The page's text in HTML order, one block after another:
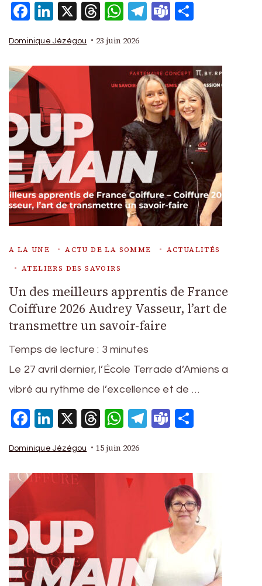
Facebook
LinkedIn
X Threads
WhatsApp
Telegram
Teams
Dominique Jézégou 23 juin 2026
A LA UNE ACTU DE LA SOMME
ACTUALITÉS
ATELIERS DES SAVOIRS
Un des meilleurs apprentis de France
Coiffure 2026 Audrey Vasseur, l’art de
transmettre un savoir-faire
Temps de lecture : 3 minutes
Le 27 avril dernier, l’École Terrade d’Amiens a
vibré au rythme de l’excellence et de …
Facebook
LinkedIn
X Threads
WhatsApp
Telegram
Teams
Dominique Jézégou 15 juin 2026